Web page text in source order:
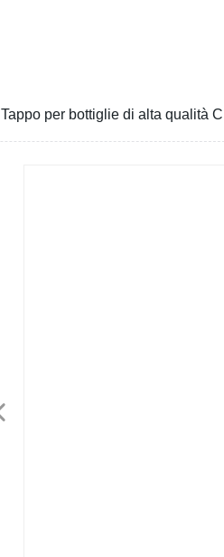
Tappo per bottiglie di alta qualità